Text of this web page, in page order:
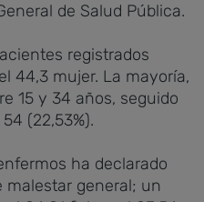
de Salud Pública.
registrados
44,3 mujer. La mayoría,
15 y 34 años, seguido
(22,53%).
ha declarado
malestar general; un